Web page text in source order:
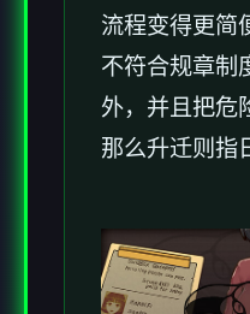
流程变得更简
不符合规章制
外，并且把危
那么升迁则指